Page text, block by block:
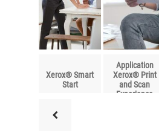
Xerox® Smart
Start
Application
Xerox® Print
and Scan
Experience